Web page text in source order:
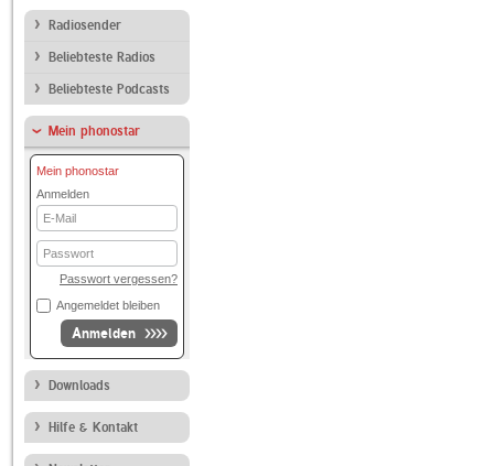
Radiosender
Beliebteste Radios
Beliebteste Podcasts
Mein phonostar
Mein phonostar
Anmelden
E-
Mail
Passwort
Passwort vergessen?
Angemeldet bleiben
Anmelden
Downloads
Hilfe & Kontakt